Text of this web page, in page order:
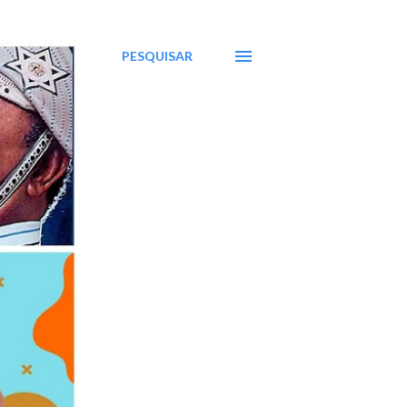
PESQUISAR